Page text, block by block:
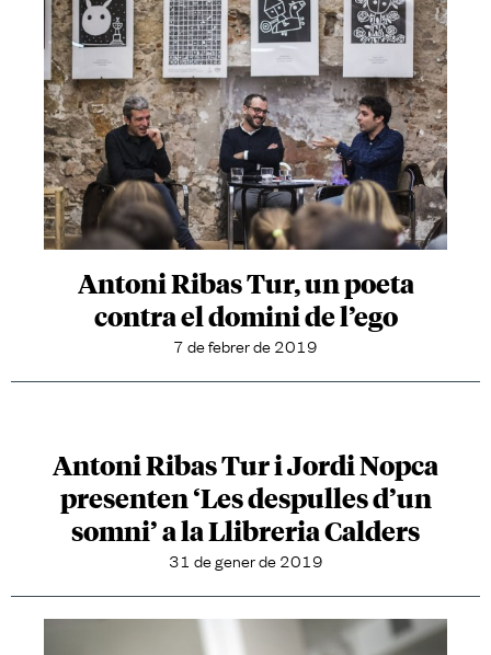
Antoni Ribas Tur, un poeta
contra el domini de l’ego
7 de febrer de 2019
Antoni Ribas Tur i Jordi Nopca
presenten ‘Les despulles d’un
somni’ a la Llibreria Calders
31 de gener de 2019